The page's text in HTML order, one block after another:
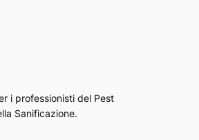
i professionisti del Pest
Sanificazione.